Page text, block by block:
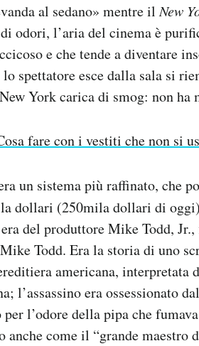
al sedano» mentre ilNew
odori, l’aria del cinema è
e che tende a diventare
spettatore esce dalla sala si
York carica di smog: non ha
fare con i vestiti che non si
un sistema più raffinato, che
dollari (250mila dollari di
del produttore Mike Todd,
Todd. Era la storia di uno
americana,
l’assassino era ossessionato
per l’odore della pipa che
anche come il “grande